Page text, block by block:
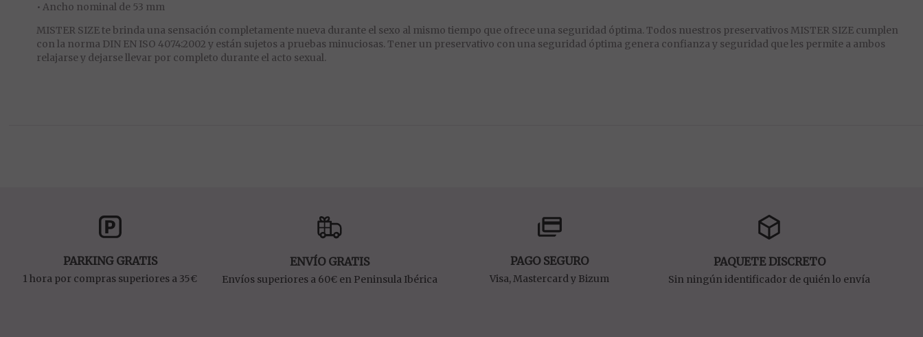
• Ancho nominal de 53 mm
MISTER SIZE te brinda una sensación completamente nueva durante el sexo al mismo tiempo que ofrece una seguridad óptima. Todos nuestros preservativos MISTER SIZE cumplen
con la norma DIN EN ISO 4074:2002 y están sujetos a pruebas minuciosas. Tener un preservativo con una seguridad óptima genera confianza y seguridad que les permite a ambos
relajarse y dejarse llevar por completo durante el acto sexual.
PARKING GRATIS
1 hora por compras superiores a 35€
ENVÍO GRATIS
Envíos superiores a 60€ en Peninsula Ibérica
PAGO SEGURO
Visa, Mastercard y Bizum
PAQUETE DISCRETO
Sin ningún identificador de quién lo envía